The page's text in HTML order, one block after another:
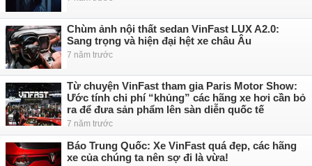
Chùm ảnh nội thất sedan VinFast LUX A2.0:
Sang trọng và hiện đại hệt xe châu Âu
7 năm trước
Từ chuyện VinFast tham gia Paris Motor Show:
Ước tính chi phí “khủng” các hãng xe hơi cần bỏ
ra để đưa sản phẩm lên sàn diễn quốc tế
7 năm trước
Báo Trung Quốc: Xe VinFast quá đẹp, các hãng
xe của chúng ta nên sợ đi là vừa!